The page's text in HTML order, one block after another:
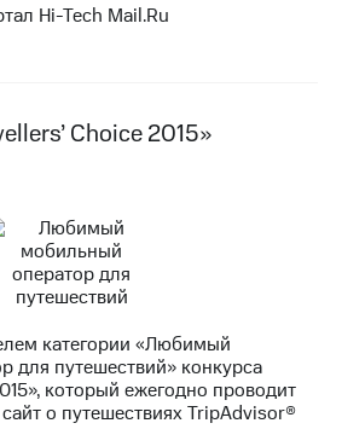
Hi-Tech Mail.Ru
Choice 2015»
категории «Любимый
для путешествий» конкурса
который ежегодно проводит
о путешествиях TripAdvisor®